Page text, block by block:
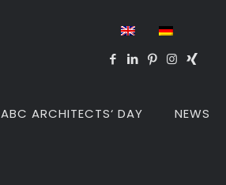
ABC ARCHITECTS‘ DAY NEWS